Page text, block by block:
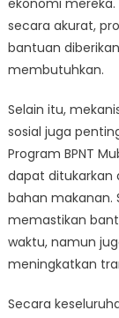
ekonomi
secara akurat,
bantuan
membutuhkan.
Selain itu,
sosial juga
Program BPNT
dapat ditukarkan
bahan makanan.
memastikan
waktu, namun
meningkatkan
Secara